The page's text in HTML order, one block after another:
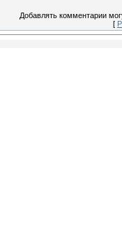
Добавлять комментарии
[